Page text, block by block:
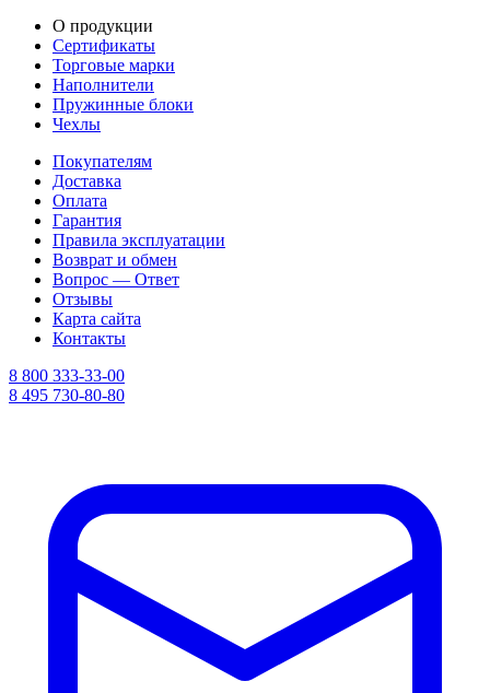
О продукции
Сертификаты
Торговые марки
Наполнители
Пружинные блоки
Чехлы
Покупателям
Доставка
Оплата
Гарантия
Правила эксплуатации
Возврат и обмен
Вопрос — Ответ
Отзывы
Карта сайта
Контакты
8 800 333-33-00
8 495 730-80-80